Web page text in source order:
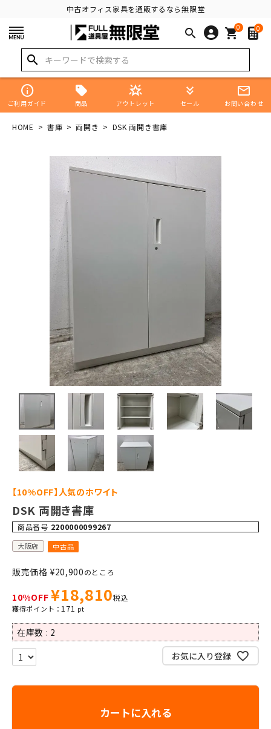
中古オフィス家具を通販するなら無限堂
search 0
shopping_cart 0
search
info
ご利用ガイド 商品
star_shine
アウトレット
keyboard_double_arrow_down
セール
mail_outline
お問い合わせ
HOME 書庫 両開き DSK 両開き書庫
【10%OFF】人気のホワイト
DSK 両開き書庫
商品番号 2200000099267
大阪店 中古品
販売価格 ¥20,900のところ
10%OFF ¥18,810税込
171
在庫数
2
お気に入り登録
カートに入れる